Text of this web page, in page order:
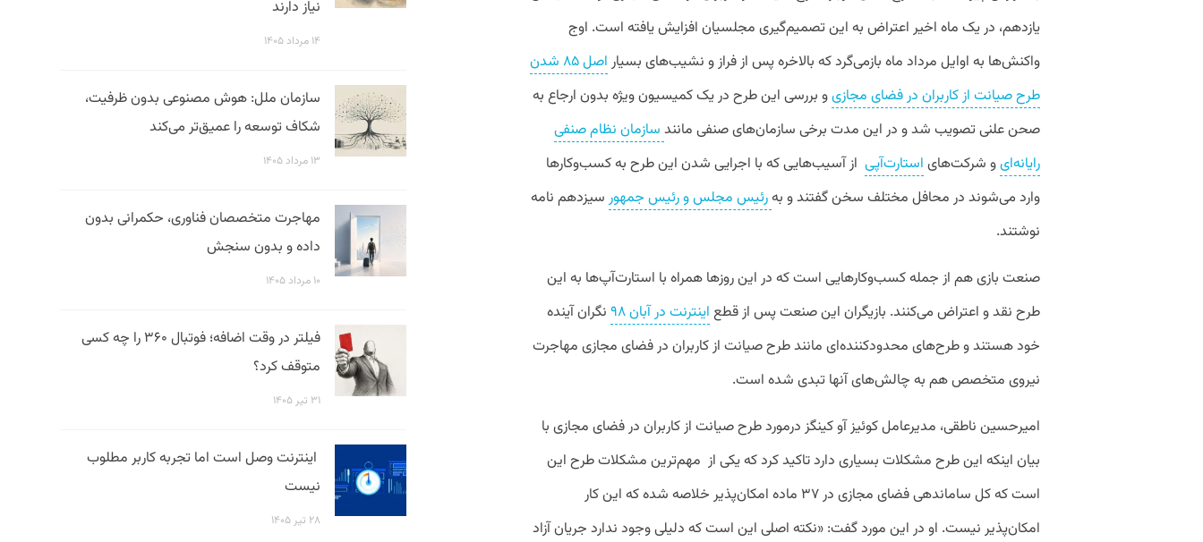
یازدهم، در یک ماه اخیر اعتراض به این تصمیم‌گیری مجلسیان افزایش یافته است. اوج
واکنش‌ها به اوایل مرداد ماه بازمی‌گرد که بالاخره پس از فراز و نشیب‌های بسیار
اصل ۸۵ شدن
طرح صیانت از کاربران در فضای مجازیو بررسی این طرح در یک کمیسیون ویژه بدون ارجاع به
صحن علنی تصویب شد و در این مدت برخی سازمان‌های صنفی مانند سازمان نظام صنفی
رایانه‌ایو شرکت‌های استارت‌آپی از آسیب‌هایی که با اجرایی شدن این طرح به کسب‌وکارها
وارد می‌شوند در محافل مختلف سخن گفتند و بهرئیس مجلس و رئیس جمهور سیزدهم نامه
نوشتند.
صنعت بازی هم از جمله کسب‌وکارهایی است که در این روزها همراه با استارت‌آپ‌ها به این
طرح نقد و اعتراض می‌کنند. بازیگران این صنعت پس از قطع اینترنت در آبان ۹۸
نگران آینده
خود هستند و طرح‌های محدود‌کننده‌ای مانند طرح صیانت از کاربران در فضای مجازی مهاجرت
نیروی متخصص هم به چالش‌های آنها تبدی شده است.
امیرحسین ناطقی، مدیرعامل کوئیز آو کینگز درمورد طرح صیانت از کاربران در فضای مجازی با
بیان اینکه این طرح مشکلات بسیاری دارد تاکید کرد که یکی از مهم‌ترین مشکلات طرح این
است که کل ساماندهی فضای مجازی در ۳۷ ماده امکان‌پذیر خلاصه شده که این کار
امکان‌پذیر نیست. او در این مورد گفت: «نکته اصلی این است که دلیلی وجود ندارد جریان آزاد
نیاز دارند
۱۴ مرداد ۱۴۰۵
سازمان ملل: هوش مصنوعی بدون ظرفیت،
شکاف توسعه را عمیق‌تر می‌کند
۱۳ مرداد ۱۴۰۵
مهاجرت متخصصان فناوری، حکمرانی بدون
داده و بدون سنجش
۱۰ مرداد ۱۴۰۵
فیلتر در وقت اضافه؛ فوتبال ۳۶۰ را چه کسی
متوقف کرد؟
۳۱ تیر ۱۴۰۵
اینترنت وصل است اما تجربه کاربر مطلوب
نیست
۲۸ تیر ۱۴۰۵